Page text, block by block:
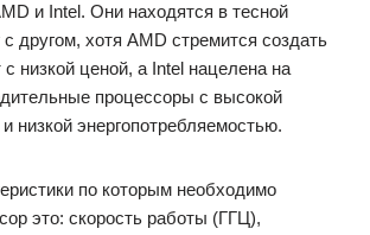
и Intel. Они находятся в тесной
с другом, хотя AMD стремится создать
низкой ценой, а Intel нацелена на
процессоры с высокой
низкой энергопотребляемостью.
по которым необходимо
это: скорость работы (ГГЦ),